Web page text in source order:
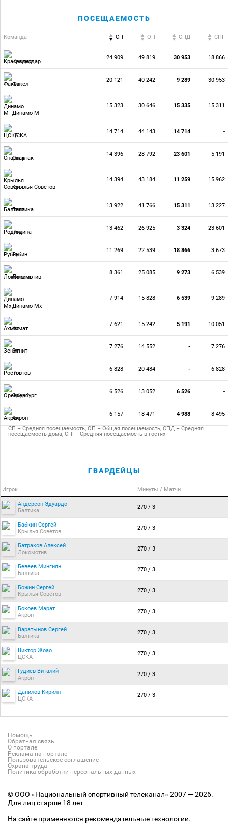
ПОСЕЩАЕМОСТЬ
Команда СП ОП CПД CПГ
Краснодар
24 909 49 819 30 953 18 866
Факел
20 121 40 242 9 289 30 953
Динамо М
15 323 30 646 15 335 15 311
ЦСКА
14 714 44 143 14 714 -
Спартак
14 396 28 792 23 601 5 191
Крылья Советов
14 394 43 184 11 259 15 962
Балтика
13 922 41 766 15 311 13 227
Родина
13 462 26 925 3 324 23 601
Рубин
11 269 22 539 18 866 3 673
Локомотив
8 361 25 085 9 273 6 539
Динамо Мх
7 914 15 828 6 539 9 289
Ахмат
7 621 15 242 5 191 10 051
Зенит
7 276 14 552 - 7 276
Ростов
6 828 20 484 - 6 828
Оренбург
6 526 13 052 6 526 -
Акрон
6 157 18 471 4 988 8 495
СП – Средняя посещаемость, ОП – Общая посещаемость, СПД – Средняя
посещаемость дома, СПГ - Средняя посещаемость в гостях
ГВАРДЕЙЦЫ
Игрок Минуты / Матчи
Андерсон Эдуардо
Балтика
270 / 3
Бабкин Сергей
Крылья Советов
270 / 3
Батраков Алексей
Локомотив
270 / 3
Бевеев Мингиян
Балтика
270 / 3
Божин Сергей
Крылья Советов
270 / 3
Бокоев Марат
Акрон
270 / 3
Варатынов Сергей
Балтика
270 / 3
Виктор Жоао
ЦСКА
270 / 3
Гудиев Виталий
Акрон
270 / 3
Данилов Кирилл
ЦСКА
270 / 3
Помощь
Обратная связь
О портале
Реклама на портале
Пользовательское соглашение
Охрана труда
Политика обработки персональных данных
© ООО «Национальный спортивный телеканал» 2007 — 2026.
Для лиц старше 18 лет
На сайте применяются рекомендательные технологии.